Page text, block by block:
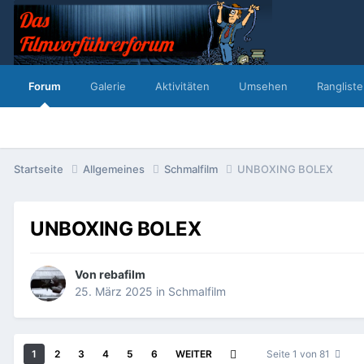
Forum Galerie Aktivitäten Umsehen Rangliste
Startseite Allgemeines Schmalfilm UNBOXING BOLEX
UNBOXING BOLEX
Von rebafilm
25. März 2025 in Schmalfilm
1 2 3 4 5 6 WEITER Seite 1 von 81